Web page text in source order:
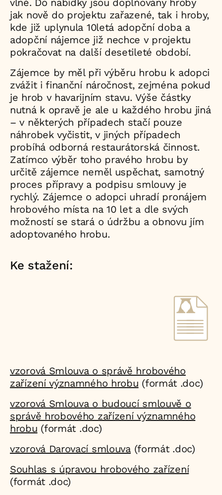
vlně. Do nabídky jsou doplňovány hroby
jak nově do projektu zařazené, tak i hroby,
kde již uplynula 10letá adopční doba a
adopční nájemce již nechce v projektu
pokračovat na další desetileté období.
Zájemce by měl při výběru hrobu k adopci
zvážit i finanční náročnost, zejména pokud
je hrob v havarijním stavu. Výše částky
nutná k opravě je ale u každého hrobu jiná
– v některých případech stačí pouze
náhrobek vyčistit, v jiných případech
probíhá odborná restaurátorská činnost.
Zatímco výběr toho pravého hrobu by
určitě zájemce neměl uspěchat, samotný
proces přípravy a podpisu smlouvy je
rychlý. Zájemce o adopci uhradí pronájem
hrobového místa na 10 let a dle svých
možností se stará o údržbu a obnovu jím
adoptovaného hrobu.
Ke stažení:
vzorová Smlouva o správě hrobového
zařízení významného hrobu (formát .doc)
vzorová Smlouva o budoucí smlouvě o
správě hrobového zařízení významného
hrobu (formát .doc)
vzorová Darovací smlouva(formát .doc)
Souhlas s úpravou hrobového zařízení
(formát .doc)